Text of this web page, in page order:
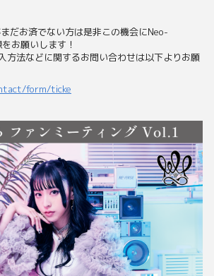
だお済でない方は是非この機会にNeo-
お願いします！
法などに関するお問い合わせは以下よりお願
form/ticke